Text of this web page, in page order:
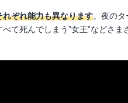
ぞれ能力も異なります。夜の
て死んでしまう”女王”などさ